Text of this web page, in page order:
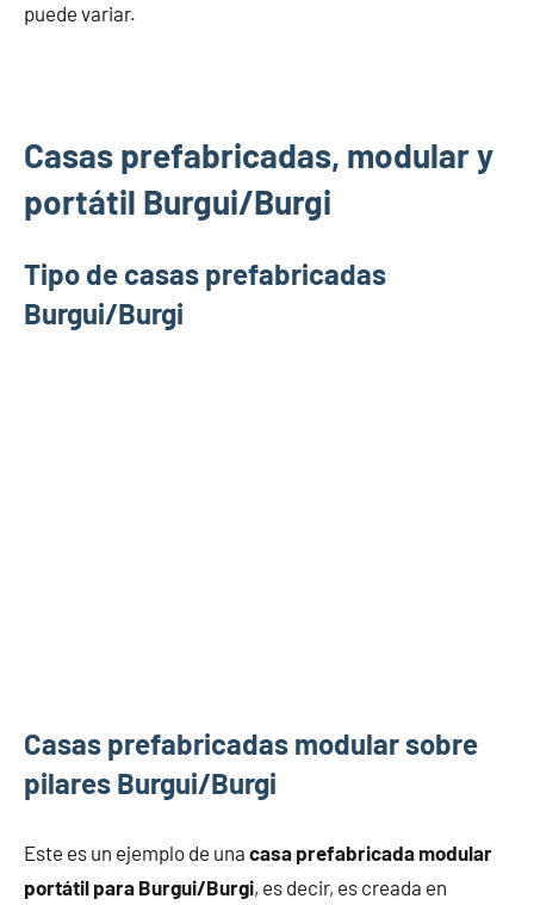
puede variar.
Casas prefabricadas, modular y
portátil Burgui/Burgi
Tipo de casas prefabricadas
Burgui/Burgi
Casas prefabricadas modular sobre
pilares Burgui/Burgi
Este es un ejemplo de una casa prefabricada modular
portátil para Burgui/Burgi, es decir, es creada en